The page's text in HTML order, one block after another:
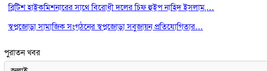
ব্রিটিশ হাইকমিশনারের সাথে বিরোধী দলের চিফ হুইপ নাহিদ ইসলাম,…
স্বপ্নজোড়া সামাজিক সংগঠনের স্বপ্নজোড়া সবুজায়ন প্রতিযোগিতার…
পুরাতন খবর